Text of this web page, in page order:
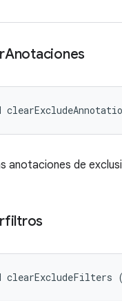
Anotaciones
anotaciones de
clearExcludeFilters